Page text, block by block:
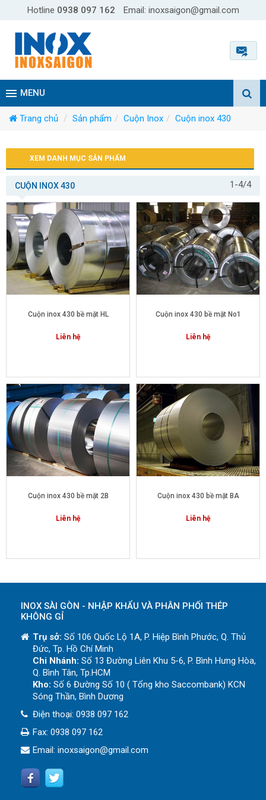
Hotline 0938 097 162 Email: inoxsaigon@gmail.com
Trang chủ Sản phẩm Cuộn Inox Cuộn inox 430
XEM DANH MỤC SẢN PHẨM
CUỘN INOX 430 1-4/4
Cuộn inox 430 bề mặt HL
Liên hệ
Cuộn inox 430 bề mặt No1
Liên hệ
Cuộn inox 430 bề mặt 2B
Liên hệ
Cuộn inox 430 bề mặt BA
Liên hệ
INOX SÀI GÒN - NHẬP KHẨU VÀ PHÂN PHỐI THÉP
KHÔNG GỈ
Trụ sở: Số 106 Quốc Lộ 1A, P. Hiệp Bình Phước, Q. Thủ
Đức, Tp. Hồ Chí Minh
Chi Nhánh: Số 13 Đường Liên Khu 5-6, P. Bình Hưng Hòa,
Q. Bình Tân, Tp.HCM
Kho: Số 6 Đường Số 10 ( Tổng kho Saccombank) KCN
Sóng Thần, Bình Dương
Điện thoại: 0938 097 162
Fax: 0938 097 162
Email: inoxsaigon@gmail.com